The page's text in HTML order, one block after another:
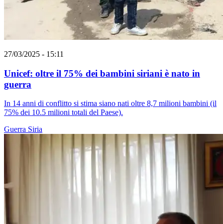
27/03/2025 - 15:11
Unicef: oltre il 75% dei bambini siriani è nato in
guerra
In 14 anni di conflitto si stima siano nati oltre 8,7 milioni bambini (il
75% dei 10.5 milioni totali del Paese).
Guerra Siria